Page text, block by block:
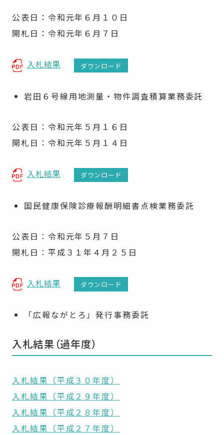
公表日：令和元年６月１０日
開札日：令和元年６月７日
入札結果 ダウンロード
岩田６号線用地測量・物件調査積算業務委託
公表日：令和元年５月１６日
開札日：令和元年５月１４日
入札結果 ダウンロード
国民健康保険診療報酬明細書点検業務委託
公表日：令和元年５月７日
開札日：平成３１年４月２５日
入札結果 ダウンロード
「広報ながとろ」発行事務委託
入札結果（過年度）
入札結果（平成３０年度）
入札結果（平成２９年度）
入札結果（平成２８年度）
入札結果（平成２７年度）